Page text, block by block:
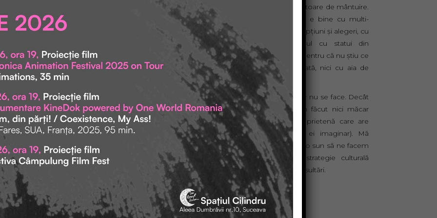
a
băţul din steag. În cea mai prosperă economic
epocă a României noi am evoluat de la coada
de lopată la coada de steag. Atât. Că trebuie să
avem cu ce da în duşman. Ne ascundem după
Ştefan cel Mare, Decebal, Eminescu şi alte
icoane ale unor figuri care ne mai spală din
ruşinea micimii noastre. Dar pentru oricine va
verifica la Cadastru, Ştefan cel Mare nu mai are
proprietăţi pe numele său în Suceava. Eu am.
Tocmai am plătit impozit pentru asta. Pentru cei
care vor avea de-a face cu mine, eu sunt o
imagine a Sucevei, fie că voi scuipa pe jos, voi
înjura, voi ţine o prelegere prea inteligentă sau
mă voi băga în faţă la coadă la bilete la Operă.
unii în alţii ca pe pietre aducătoare de mântuire.
Te întreb pentru că mie îmi e bine cu multi-
astea, şi nu cu uni-nimic. Cu opţiuni şi alegeri, cu
ce e şi dincolo de gardul cu statui din
ghips/piatră/bronz. Te întreb pentru că nu ştiu ce
să fac nici cu coada de lopată, nici cu aia de
steag.
Sau, în fine, am eu o idee, dar nu se face. Decât
în dictatură, şi eu nu mi-am făcut nici măcar
partid imaginar (deşi am o prietenă care are
deja nume pentru partidul ei imaginar). Mă
opresc aici, că mă grăbesc s-o sun să ne facem
o coaliţie imaginară şi o strategie culturală
imaginară. Te chemăm la consultări.